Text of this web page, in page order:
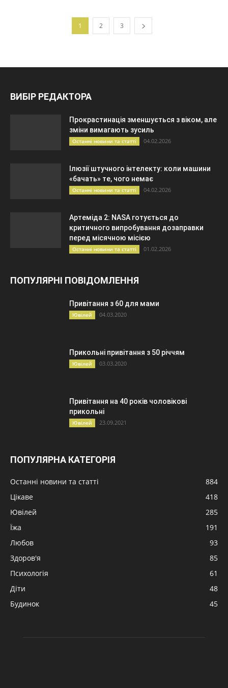
1 2 3
ВИБІР РЕДАКТОРА
Прокрастинація зменшується з віком, але
зміни вимагають зусиль
Останні новини та статті 04.02.2026
Ілюзії штучного інтелекту: коли машини
«бачать» те, чого немає
Останні новини та статті 04.02.2026
Артеміда 2: NASA готується до
критичного випробування дозаправки
перед місячною місією
Останні новини та статті 01.02.2026
ПОПУЛЯРНІ ПОВІДОМЛЕННЯ
Привітання з 60 для мами
Ювілей 04.03.2020
Прикольні привітання з 50 річчям
Ювілей 03.03.2020
Привітання на 40 років чоловікові
прикольні
Ювілей 23.09.2021
ПОПУЛЯРНА КАТЕГОРІЯ
Останні новини та статті
884
Цікаве
418
Ювілей
285
Їжа
191
Любов
93
Здоров'я
85
Психологія
61
Діти
48
Будинок
45